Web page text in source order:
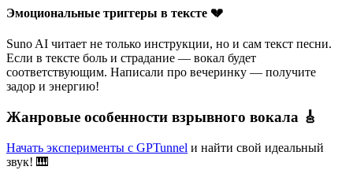
Эмоциональные триггеры в тексте 💔
Suno AI читает не только инструкции, но и сам текст песни.
Если в тексте боль и страдание — вокал будет
соответствующим. Написали про вечеринку — получите
задор и энергию!
Жанровые особенности взрывного вокала 🎸
Начать эксперименты с GPTunnel и найти свой идеальный
звук! 🎹